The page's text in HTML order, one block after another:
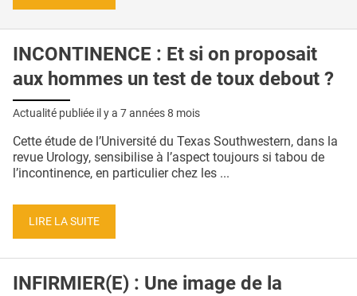
INCONTINENCE : Et si on proposait
aux hommes un test de toux debout ?
Actualité publiée il y a 7 années 8 mois
Cette étude de l’Université du Texas Southwestern, dans la
revue Urology, sensibilise à l’aspect toujours si tabou de
l’incontinence, en particulier chez les ...
LIRE LA SUITE
INFIRMIER(E) : Une image de la